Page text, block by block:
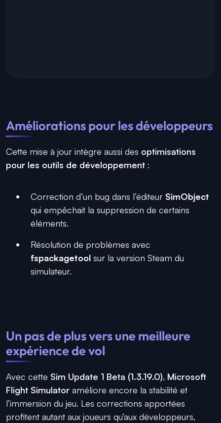
Améliorations pour les développeurs
Cette mise à jour intègre aussi des optimisations
pour les outils de développement :
Correction d’un bug dans l’éditeur SimObject
qui empêchait la suppression de certains
éléments.
Résolution de problèmes avec
fspackagetool sur la version Steam du
simulateur.
Un pas de plus vers une meilleure
expérience de vol
Avec cette Sim Update 1 Beta (1.3.19.0), Microsoft
Flight Simulator améliore encore la stabilité et
l’immersion du jeu. Les corrections apportées
profitent autant aux joueurs qu’aux développeurs,